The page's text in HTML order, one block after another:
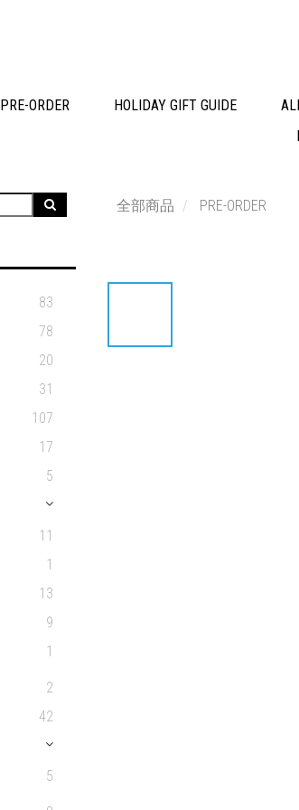
PRE-ORDER HOLIDAY GIFT GUIDE
83
78
20
31
107
17
5
11
1
13
9
1
2
42
5
全部商品 PRE-ORDER